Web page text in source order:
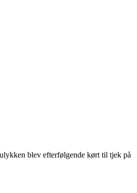
blev efterfølgende kørt til tjek på